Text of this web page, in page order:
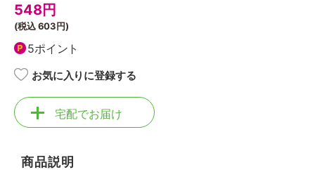
548円
(税込603円)
5ポイント
お気に入りに登録する
宅配でお届け
商品説明